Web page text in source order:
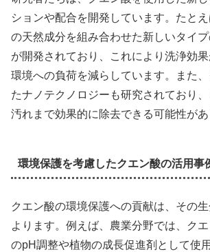
ションや配合を開発しています。たと
の天然成分を組み合わせた新しいタイ
が開発されており、これにより洗浄効
環境への負荷を減らしています。また
たナノテクノロジーも研究されており
汚れまで効果的に除去できる可能性があ
環境保護を考慮したクエン酸の活用事
クエン酸の環境保護への貢献は、その
よります。例えば、農業分野では、ク
のpH調整や植物の成長促進剤として使